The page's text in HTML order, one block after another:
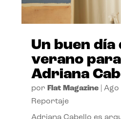
Un buen día
verano
Adriana
por Flat Magazine| Ago
Reportaje
Adriana Cabello es